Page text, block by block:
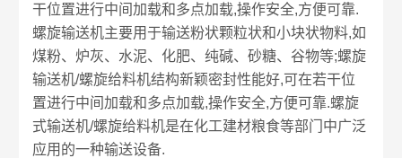
干位置进行中间加载和多点加载,操作安全,方便可靠.
螺旋输送机主要用于输送粉状颗粒状和小块状物料,如
煤粉、炉灰、水泥、化肥、纯碱、砂糖、谷物等;螺旋
输送机/螺旋给料机结构新颖密封性能好,可在若干位
置进行中间加载和多点加载,操作安全,方便可靠.螺旋
式输送机/螺旋给料机是在化工建材粮食等部门中广泛
应用的一种输送设备.